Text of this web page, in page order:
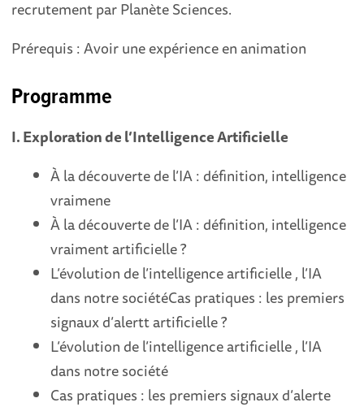
recrutement par Planète Sciences.
Prérequis : Avoir une expérience en animation
Programme
I. Exploration de l’Intelligence Artificielle
À la découverte de l’IA : définition, intelligence
vraimen e
À la découverte de l’IA : définition, intelligence
vraiment artificielle ?
L’évolution de l’intelligence artificielle , l’IA
dans notre sociétéCas pratiques : les premiers
signaux d’alertt artificielle ?
L’évolution de l’intelligence artificielle , l’IA
dans notre société
Cas pratiques : les premiers signaux d’alerte